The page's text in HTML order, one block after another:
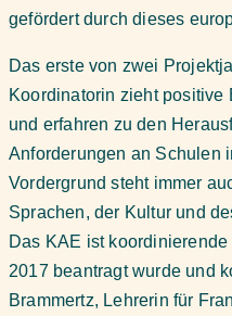
gefördert durch dieses
Das erste von zwei
Koordinatorin zieht
und erfahren zu den
Anforderungen an Schulen
Vordergrund steht immer
Sprachen, der Kultur und
Das KAE ist
2017 beantragt wurde und
Brammertz, Lehrerin für